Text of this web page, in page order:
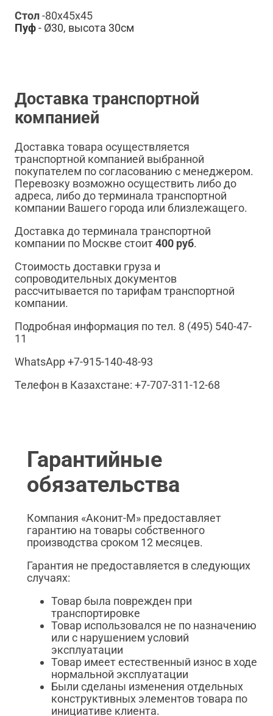
Стол-80х45х45
Пуф- Ø30, высота 30см
Доставка транспортной
компанией
Доставка товара осуществляется
транспортной компанией выбранной
покупателем по согласованию с менеджером.
Перевозку возможно осуществить либо до
адреса, либо до терминала транспортной
компании Вашего города или близлежащего.
Доставка до терминала транспортной
компании по Москве стоит400 руб.
Стоимость доставки груза и
сопроводительных документов
рассчитывается по тарифам транспортной
компании.
Подробная информация по тел. 8 (495) 540-47-
11
WhatsApp +7-915-140-48-93
Телефон в Казахстане: +7-707-311-12-68
Гарантийные
обязательства
Компания «Аконит-М» предоставляет
гарантию на товары собственного
производства сроком 12 месяцев.
Гарантия не предоставляется в следующих
случаях:
Товар была поврежден при
транспортировке
Товар использовался не по назначению
или с нарушением условий
эксплуатации
Товар имеет естественный износ в ходе
нормальной эксплуатации
Были сделаны изменения отдельных
конструктивных элементов товара по
инициативе клиента.